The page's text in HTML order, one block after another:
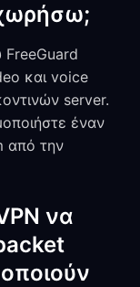
και voice
server.
έναν
από την
να